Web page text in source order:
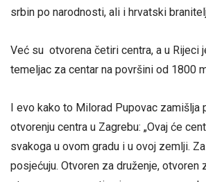
srbin po narodnosti, ali i hrvatski
Već su otvorena četiri centra, a u Rijeci
temeljac za centar na površini od 1800
I evo kako to Milorad Pupovac zamišlja
otvorenju centra u Zagrebu: „Ovaj će
svakoga u ovom gradu i u ovoj zemlji.
posjećuju. Otvoren za druženje, otvoren